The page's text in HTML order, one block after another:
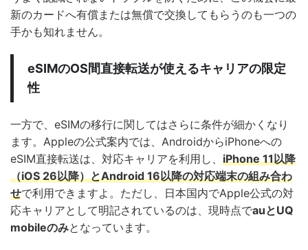
新のカードへ有償または無償で交換してもらうのも一つの
手かも知れません。
eSIMのOS間直接転送が使えるキャリアの限定
性
一方で、eSIMの移行に関してはさらに条件が細かくなり
ます。Appleの公式案内では、AndroidからiPhoneへの
eSIM直接転送は、対応キャリアを利用し、 iPhone 11以降
（iOS 26以降）とAndroid 16以降の対応端末の組み合わ
せで利用できますよ。ただし、日本国内でApple公式の対
応キャリアとして明記されているのは、現時点でauとUQ
mobileのみとなっています。